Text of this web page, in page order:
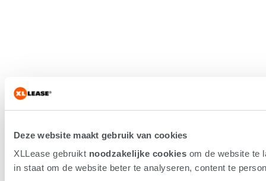
Deze website maakt gebruik van cookies
XLLease gebruikt noodzakelijke cookies om de website te
in staat om de website beter te analyseren, content te